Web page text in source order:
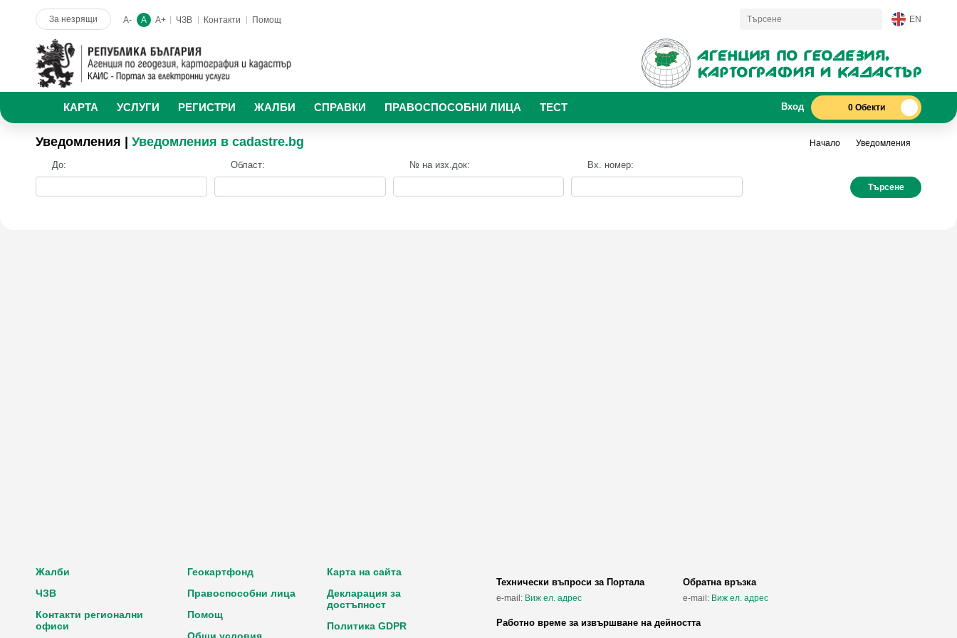
За незрящи A- A A+ ЧЗВ Контакти Помощ EN
КАРТА УСЛУГИ РЕГИСТРИ ЖАЛБИ СПРАВКИ ПРАВОСПОСОБНИ ЛИЦА ТЕСТ 0 Обекти
Вход
Начало Уведомления
Уведомления | Уведомления в cadastre.bg
До: Област: № на изх.док: Вх. номер:
Търсене
Жалби
ЧЗВ
Контакти регионални
офиси
Геокартфонд
Правоспособни лица
Помощ
Карта на сайта
Декларация за
достъпност
Политика GDPR
Технически въпроси за Портала
e-mail: Виж ел. адрес
Обратна връзка
e-mail: Виж ел. адрес
Работно време за извършване на дейността